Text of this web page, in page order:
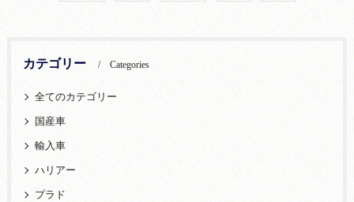
カテゴリー Categories
全てのカテゴリー
国産車
輸入車
ハリアー
プラド